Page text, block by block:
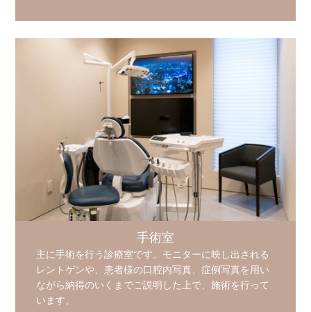
手術室
主に手術を行う診療室です。モニターに映し出される
レントゲンや、患者様の口腔内写真、症例写真を用い
ながら納得のいくまでご説明した上で、施術を行って
います。